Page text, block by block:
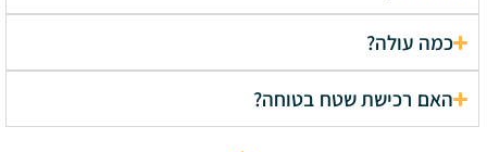
כמה עולה?
האם רכישת שטח בטוחה?